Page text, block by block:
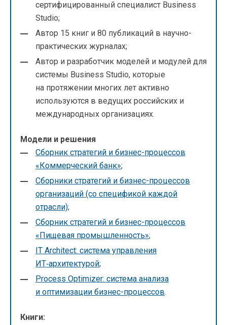
сертифицированный специалист Business
Studio;
Автор 15 книг и 80 публикаций в научно-
практических журналах;
Автор и разработчик моделей и модулей для
системы Business Studio, которые
на протяжении многих лет активно
используются в ведущих российских и
международных организациях.
Модели и решения
Сборник стратегий и бизнес-процессов
«Коммерческий банк»;
Сборники стратегий и бизнес-процессов
организаций (со спецификой каждой
отрасли);
Сборник стратегий и бизнес-процессов
«Пищевая промышленность»;
IT Architect: система управления
ИТ‑архитектурой;
Process Optimizer: система анализа
и оптимизации бизнес-процессов.
Книги: